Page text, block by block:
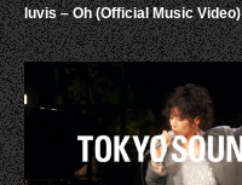
luvis – Oh (Official Music Video)